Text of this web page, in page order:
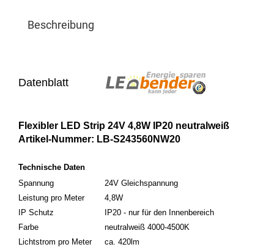
Beschreibung
Datenblatt
Flexibler LED Strip 24V 4,8W IP20 neutralweiß
Artikel-Nummer: LB-S243560NW20
Technische Daten
Spannung
24V Gleichspannung
Leistung pro Meter
4,8W
IP Schutz
IP20 - nur für den Innenbereich
Farbe
neutralweiß 4000-4500K
Lichtstrom pro Meter
ca. 420lm